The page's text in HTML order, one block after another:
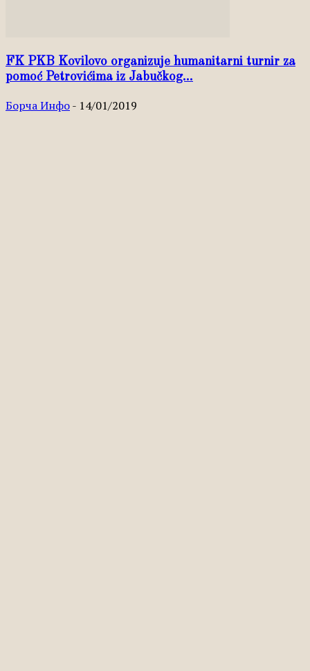
FK PKB Kovilovo organizuje humanitarni turnir za
pomoć Petrovićima iz Jabučkog...
Борча Инфо- 14/01/2019